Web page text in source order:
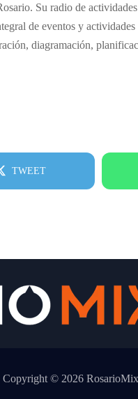
Su radio de
de eventos y
diagramación,
TWEET
Copyright © 2026